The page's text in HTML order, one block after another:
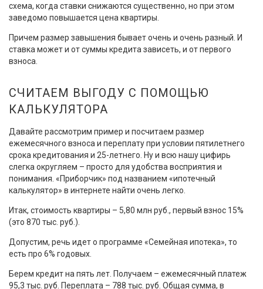
схема, когда ставки снижаются существенно, но при этом
заведомо повышается цена квартиры.
Причем размер завышения бывает очень и очень разный. И
ставка может и от суммы кредита зависеть, и от первого
взноса.
СЧИТАЕМ ВЫГОДУ С ПОМОЩЬЮ
КАЛЬКУЛЯТОРА
Давайте рассмотрим пример и посчитаем размер
ежемесячного взноса и переплату при условии пятилетнего
срока кредитования и 25-летнего. Ну и всю нашу цифирь
слегка округляем – просто для удобства восприятия и
понимания. «Приборчик» под названием «ипотечный
калькулятор» в интернете найти очень легко.
Итак, стоимость квартиры – 5,80 млн руб., первый взнос 15%
(это 870 тыс. руб.).
Допустим, речь идет о программе «Семейная ипотека», то
есть про 6% годовых.
Берем кредит на пять лет. Получаем – ежемесячный платеж
95,3 тыс. руб. Переплата – 788 тыс. руб. Общая сумма, в